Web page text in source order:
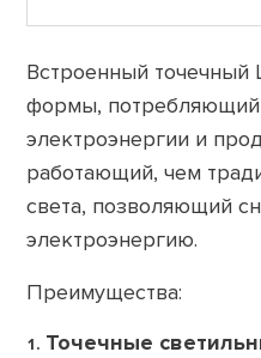
Встроенный точечный
формы,
электроэнергии и
работающий, чем
света, позволяющий
электроэнергию.
Преимущества:
Точечные